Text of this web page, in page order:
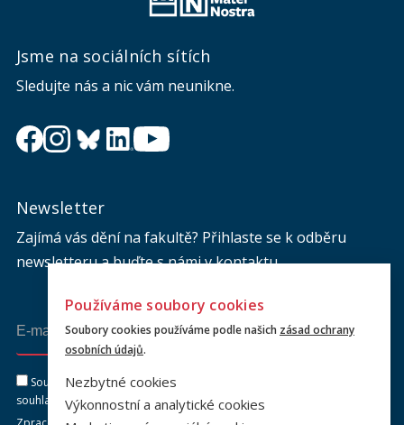
Jsme na sociálních sítích
Sledujte nás a nic vám neunikne.
Newsletter
Zajímá vás dění na fakultě? Přihlaste se k odběru
newsletteru a buďte s námi v kontaktu.
Odeslat
Souhlasím se zasíláním newsletteru na výše uvedenou adresu a
souhlasím se zpracováním osobních údajů dle dokumentu níže.
Používáme soubory cookies
Soubory cookies používáme podle našich zásad ochrany
osobních údajů.
Nezbytné cookies
Výkonnostní a analytické cookies